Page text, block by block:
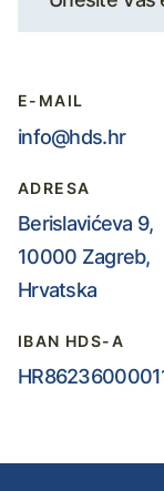
E-MAIL
info@hds.hr
ADRESA
Berislavićeva 9,
10000 Zagreb,
Hrvatska
IBAN HDS-A